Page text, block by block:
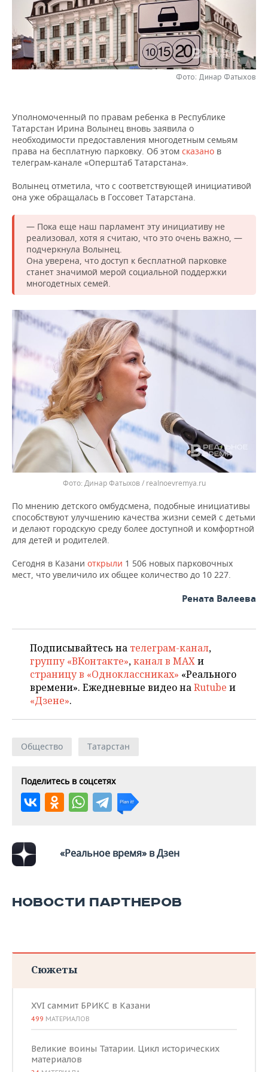
НЕФТЕХИМИЯ
НЕФТЬ
ОПК
РОЗНИЧНАЯ ТОРГОВЛЯ
ТРАНСПОРТ
НОВОСТИ ТЕХНОЛОГИЙ
IT
МЕРОПРИЯТИЯ
НОВОСТИ МЕРОПРИЯТИЙ
ONLINE-КОНФЕРЕНЦИИ
ОТКРЫТАЯ ЛЕКЦИЯ
СПОРТ
ХОККЕЙ
БАСКЕТБОЛ
ВОЛЕЙБОЛ
КИБЕРСПОРТ
ФИГУРНОЕ КАТАНИЕ
ВОДНЫЕ ВИДЫ СПОРТА
ХОККЕЙ С МЯЧОМ
ВЛАСТЬ
ИНФРАСТРУКТУРА
ИСТОРИЯ
КУЛЬТУРА
МЕДИЦИНА
ОБРАЗОВАНИЕ
ПРОИСШЕСТВИЯ
СЮЖЕТЫ
СПРАВОЧНИК
СПИСОК ПЕРСОН
СПИСОК КОМПАНИЙ
ПОЛНАЯ ВЕРСИЯ
Фото: Динар Фатыхов
Уполномоченный по правам ребенка в Республике
Татарстан Ирина Волынец вновь заявила о
необходимости предоставления многодетным семьям
права на бесплатную парковку. Об этом сказано в
телеграм-канале «Оперштаб Татарстана».
Волынец отметила, что с соответствующей инициативой
она уже обращалась в Госсовет Татарстана.
— Пока еще наш парламент эту инициативу не
реализовал, хотя я считаю, что это очень важно, —
подчеркнула Волынец.
Она уверена, что доступ к бесплатной парковке
станет значимой мерой социальной поддержки
многодетных семей.
Динар Фатыхов / realnoevremya.ru
По мнению детского омбудсмена, подобные инициативы
способствуют улучшению качества жизни семей с детьми
и делают городскую среду более доступной и комфортной
для детей и родителей.
Сегодня в Казани открыли 1 506 новых парковочных
мест, что увеличило их общее количество до 10 227.
Рената Валеева
Подписывайтесь на телеграм-канал,
группу «ВКонтакте»,канал в MAXи
страницу в «Одноклассниках» «Реального
времени». Ежедневные видео наRutube и
«Дзене».
Общество Татарстан
Поделитесь в соцсетях
«Реальное время» в Дзен
НОВОСТИ ПАРТНЕРОВ
Сюжеты
XVI саммит БРИКС в Казани
499 МАТЕРИАЛОВ
Великие воины Татарии. Цикл исторических
материалов